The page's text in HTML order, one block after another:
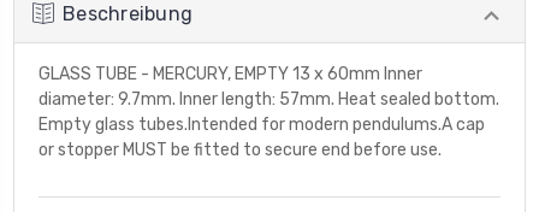
Beschreibung
GLASS TUBE - MERCURY, EMPTY 13 x 60mm Inner
diameter: 9.7mm. Inner length: 57mm. Heat sealed bottom.
Empty glass tubes.Intended for modern pendulums.A cap
or stopper MUST be fitted to secure end before use.